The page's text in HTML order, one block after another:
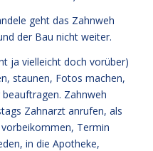
geht das Zahnweh
der Bau nicht weiter.
ja vielleicht doch vorüber)
staunen, Fotos machen,
Zahnweh
Zahnarzt anrufen, als
Termin
in die Apotheke,